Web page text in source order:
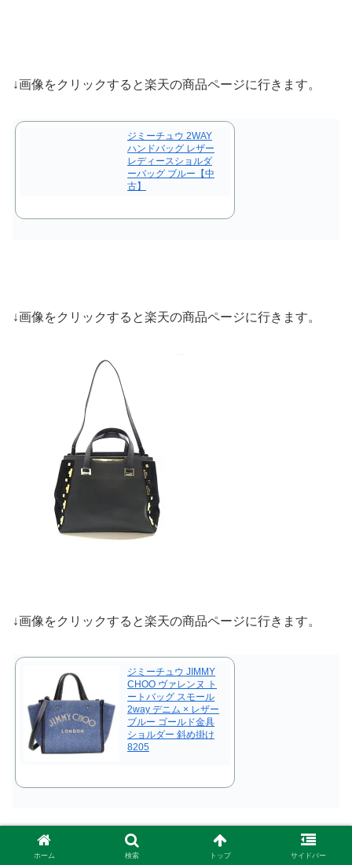
↓画像をクリックすると楽天の商品ページに行きます。
ジミーチュウ 2WAY
ハンドバッグ レザー
レディースショルダ
ーバッグ ブルー【中
古】
↓画像をクリックすると楽天の商品ページに行きます。
↓画像をクリックすると楽天の商品ページに行きます。
ジミーチュウ JIMMY
CHOO ヴァレンヌ ト
ートバッグ スモール
2way デニム × レザー
ブルー ゴールド金具
ショルダー 斜め掛け
8205
ホーム 検索 トップ サイドバー